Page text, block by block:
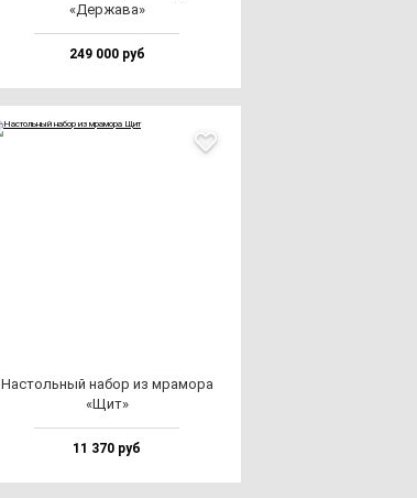
«Дер­жа­ва»
249 000 руб
Нас­толь­ный на­бор из мра­мо­ра
«Щит»
11 370 руб